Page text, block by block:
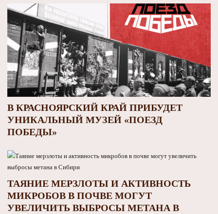
В КРАСНОЯРСКИЙ КРАЙ ПРИБУДЕТ
УНИКАЛЬНЫЙ МУЗЕЙ «ПОЕЗД
ПОБЕДЫ»
ТАЯНИЕ МЕРЗЛОТЫ И АКТИВНОСТЬ
МИКРОБОВ В ПОЧВЕ МОГУТ
УВЕЛИЧИТЬ ВЫБРОСЫ МЕТАНА В